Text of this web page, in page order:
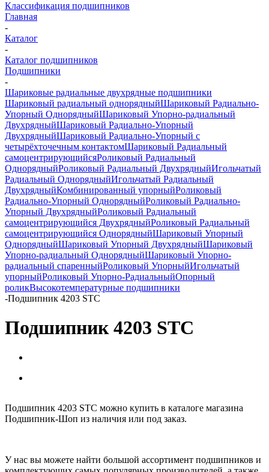
Классификация подшипников
Главная
-
Каталог
-
Каталог подшипников
Подшипники
-
Шариковые радиальные двухрядные подшипники
Шариковый радиальный однорядныйШариковый Радиально-
Упорный ОднорядныйШариковый Упорно-радиальный
ДвухрядныйШариковый Радиально-Упорный
ДвухрядныйШариковый Радиально-Упорный с
четырёхточечным контактомШариковый Радиальный
самоцентрирующийсяРоликовый Радиальный
ОднорядныйРоликовый Радиальный ДвухрядныйИгольчатый
Радиальный ОднорядныйИгольчатый Радиальный
ДвухрядныйКомбинированный упорныйРоликовый
Радиально-Упорный ОднорядныйРоликовый Радиально-
Упорный ДвухрядныйРоликовый Радиальный
самоцентрирующийся ДвухрядныйРоликовый Радиальный
самоцентрирующийся ОднорядныйШариковый Упорный
ОднорядныйШариковый Упорный ДвухрядныйШариковый
Упорно-радиальный ОднорядныйШариковый Упорно-
радиальный спаренныйРоликовый УпорныйИгольчатый
упорныйРоликовый Упорно-РадиальныйОпорный
роликВысокотемпературные подшипники
-Подшипник 4203 STC
Подшипник 4203 STC
Подшипник 4203 STC можно купить в каталоге магазина
Подшипник-Шоп из наличия или под заказ.
У нас вы можете найти большой ассортимент подшипников и